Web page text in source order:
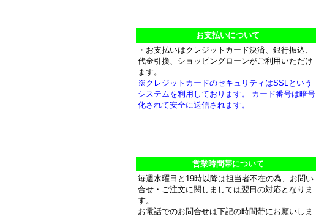
お支払いについて
・お支払いはクレジットカード決済、銀行振込、
代金引換、ショッピングローンがご利用いただけ
ます。
※クレジットカードのセキュリティはSSLという
システムを利用しております。 カード番号は暗号
化されて安全に送信されます。
営業時間帯について
毎週水曜日と19時以降は担当者不在の為、お問い
合せ・ご注文に関しましては翌日の対応となりま
す。
お電話でのお問合せは下記の時間帯にお願いしま